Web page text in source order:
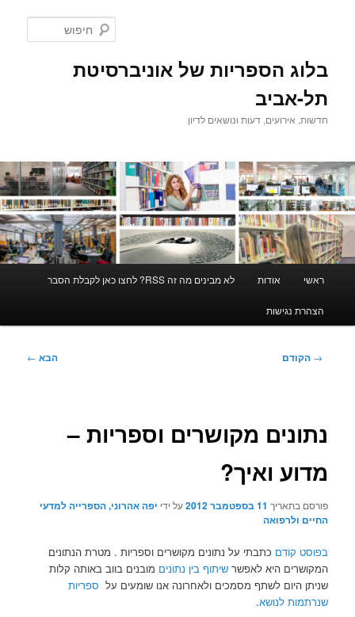
בלוג הספריות של אוניברסיטת
תל-אביב
חדשות, אירועים, דעות ונושאים לדיון
ראשי אודות לא מבינים מה זה RSS? לחצו כאן לקבלת הסבר
הצהרת נגישות
ניווט
→ הקודם הבא ←
נתונים מקושרים וספריות –
מדוע ואיך?
פורסם בתאריך 11 בספטמבר 2012 על ידי יפה אהרוני, הספרייה למדעי
החיים ולרפואה
בפוסט קודם כתבתי על נתונים מקושרים וספריות . מטרת הנתונים
המקושרים היא לאפשרשיתוף בין נתונים מובנים בווב באותה קלות
שניתן היום לשתף מסמכים ולאחרונה אנו שומעים על ספריות
שנרתמות לנושא.